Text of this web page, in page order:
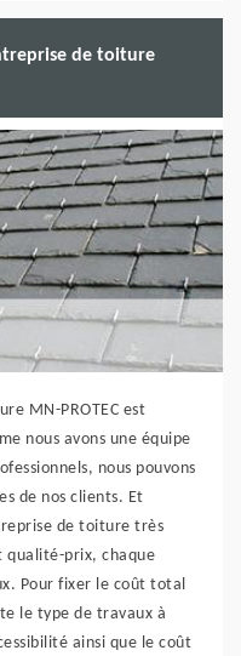
de toiture
MN-PROTEC est
nous avons une équipe
nous pouvons
de nos clients. Et
de toiture très
qualité-prix, chaque
Pour fixer le coût total
le type de travaux à
ainsi que le coût